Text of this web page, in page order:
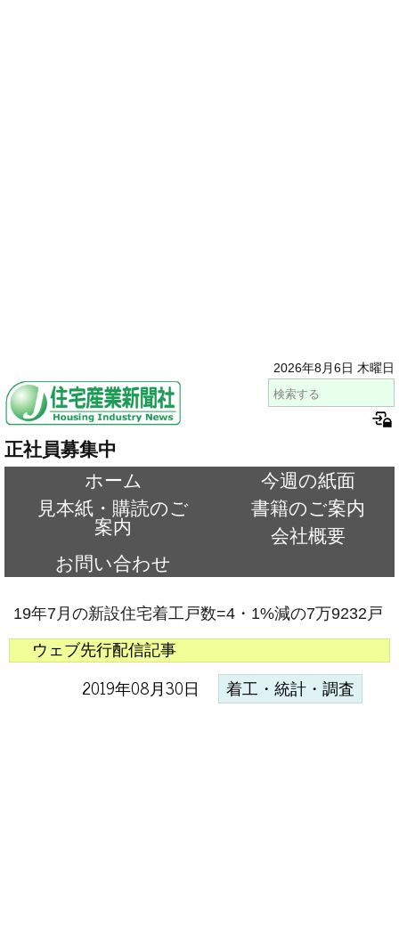
2026年8月6日 木曜日
正社員募集中
ホーム
今週の紙面
見本紙・購読のご
案内
書籍のご案内
会社概要
お問い合わせ
19年7月の新設住宅着工戸数=4・1%減の7万9232戸
ウェブ先行配信記事
2019年08月30日 着工・統計・調査